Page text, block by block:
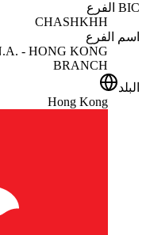
BIC الفرع
CHASHKHH
اسم الفرع
- HONG KONG
BRANCH
البلد
Hong Kong